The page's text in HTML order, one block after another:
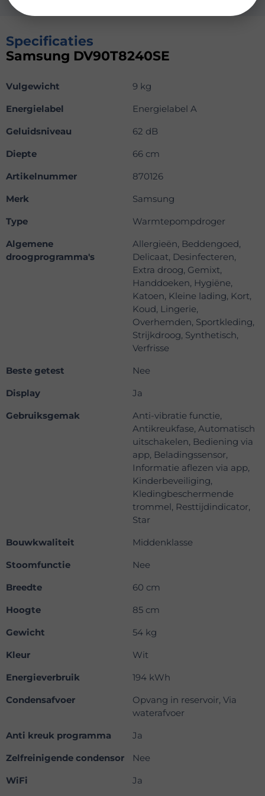
Specificaties
Samsung DV90T8240SE
Vulgewicht
9 kg
Energielabel
Energielabel A
Geluidsniveau
62 dB
Diepte
66 cm
Artikelnummer
870126
Merk
Samsung
Type
Warmtepompdroger
Algemene
droogprogramma's
Allergieën, Beddengoed,
Delicaat, Desinfecteren,
Extra droog, Gemixt,
Handdoeken, Hygiëne,
Katoen, Kleine lading, Kort,
Koud, Lingerie,
Overhemden, Sportkleding,
Strijkdroog, Synthetisch,
Verfrisse
Beste getest
Nee
Display
Ja
Gebruiksgemak
Anti-vibratie functie,
Antikreukfase, Automatisch
uitschakelen, Bediening via
app, Beladingssensor,
Informatie aflezen via app,
Kinderbeveiliging,
Kledingbeschermende
trommel, Resttijdindicator,
Star
Bouwkwaliteit
Middenklasse
Stoomfunctie
Nee
Breedte
60 cm
Hoogte
85 cm
Gewicht
54 kg
Kleur
Wit
Energieverbruik
194 kWh
Condensafvoer
Opvang in reservoir, Via
waterafvoer
Anti kreuk programma
Ja
Zelfreinigende condensor
Nee
WiFi
Ja